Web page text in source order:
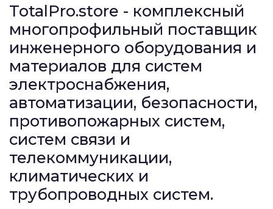
TotalPro.store - комплексный
многопрофильный поставщик
инженерного оборудования и
материалов для систем
электроснабжения,
автоматизации, безопасности,
противопожарных систем,
систем связи и
телекоммуникации,
климатических и
трубопроводных систем.